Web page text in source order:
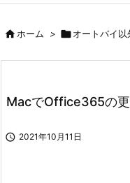
ホーム > オートバイ以
MacでOffice365の
 2021年10月11日